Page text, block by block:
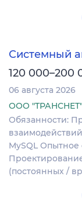
Системный
120 000–200
06 августа 2026
ООО "ТРАНСНЕТ"
Обязанности:
MySQL
(постоянных /